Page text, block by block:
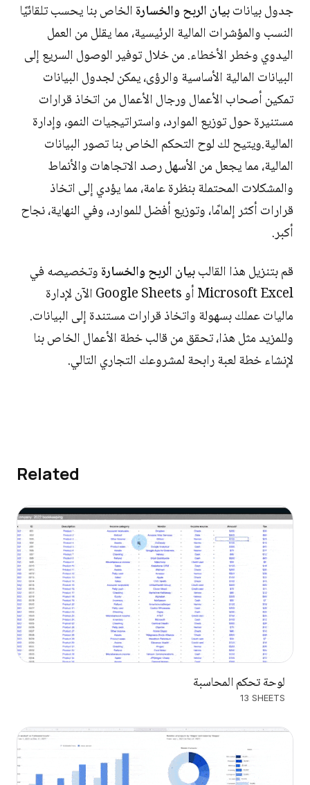
جدول بياناتبيان الربح والخسارةالخاص بنا يحسب تلقائيًا
النسب والمؤشرات المالية الرئيسية، مما يقلل من العمل
اليدوي وخطر الأخطاء. من خلال توفير الوصول السريع إلى
البيانات المالية الأساسية والرؤى، يمكن لجدول البيانات
تمكين أصحاب الأعمال ورجال الأعمال من اتخاذ قرارات
مستنيرة حول توزيع الموارد، واستراتيجيات النمو، وإدارة
المالية.ويتيح لك لوح التحكم الخاص بنا تصور البيانات
المالية، مما يجعل من الأسهل رصد الاتجاهات والأنماط
والمشكلات المحتملة بنظرة عامة، مما يؤدي إلى اتخاذ
قرارات أكثر إلمامًا، وتوزيع أفضل للموارد، وفي النهاية، نجاح
أكبر.
قم بتنزيل هذا القالببيان الربح والخسارةوتخصيصه في
Microsoft Excel أو Google Sheets الآن لإدارة
ماليات عملك بسهولة واتخاذ قرارات مستندة إلى البيانات.
وللمزيد مثل هذا، تحقق من قالب خطة الأعمال الخاص بنا
لإنشاء خطة لعبة رابحة لمشروعك التجاري التالي.
Related
لوحة تحكم المحاسبة
13 SHEETS